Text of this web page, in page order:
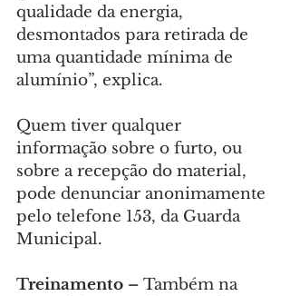
qualidade da energia,
desmontados para retirada de
uma quantidade mínima de
alumínio”, explica.
Quem tiver qualquer
informação sobre o furto, ou
sobre a recepção do material,
pode denunciar anonimamente
pelo telefone 153, da Guarda
Municipal.
Treinamento – Também na